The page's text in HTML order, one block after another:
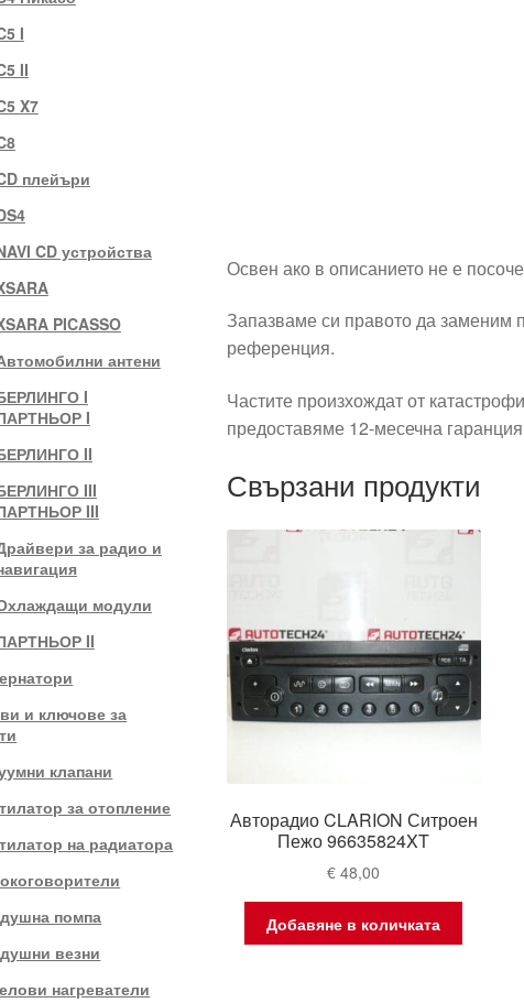
Освен ако в описанието не е
Запазваме си правото да заменим
референция.
Частите произхождат от
предоставяме 12-месечна
Свързани продукти
Авторадио CLARION Ситроен
Пежо 96635824XT
€ 48,00
Добавяне в количката
I
II
X7
плейъри
CD устройства
PICASSO
антени
I
I
II
III
III
за радио и
модули
II
и ключове за
клапани
за отопление
на радиатора
помпа
везни
нагреватели